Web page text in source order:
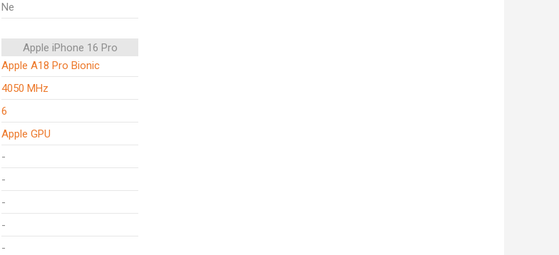
Ne
Apple iPhone 16 Pro
Apple A18 Pro Bionic
4050 MHz
6
Apple GPU
-
-
-
-
-